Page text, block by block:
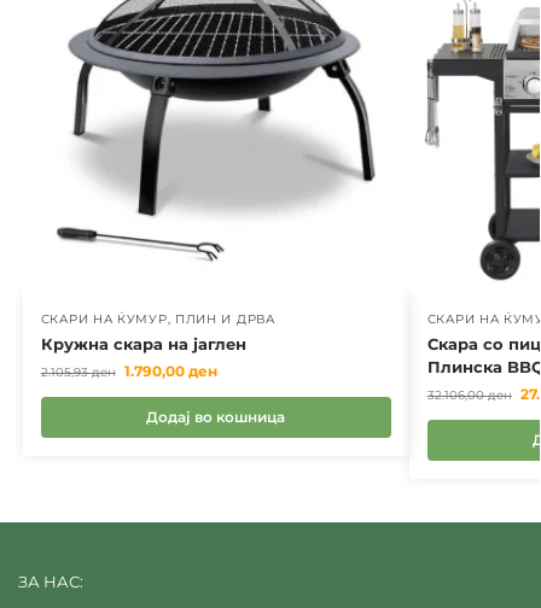
СКАРИ НА ЌУМУР, ПЛИН И ДРВА
Кружна скара на јаглен
2.105,93ден 1.790,00 ден
Додај во кошница
СКАРИ НА
Скара со
Плинска
32.106,00ден
ЗА НАС: